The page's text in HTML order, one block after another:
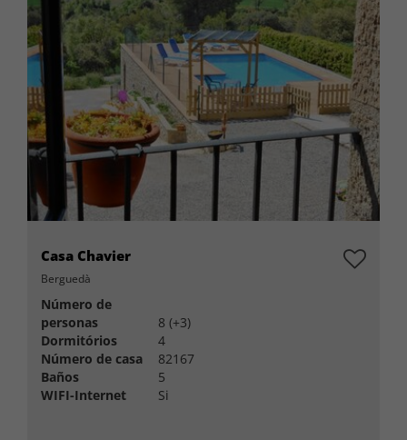
Casa Chavier
Berguedà
Número de
personas
8 (+3)
Dormitórios
4
Número de casa
82167
Baños
5
WIFI-Internet
Si